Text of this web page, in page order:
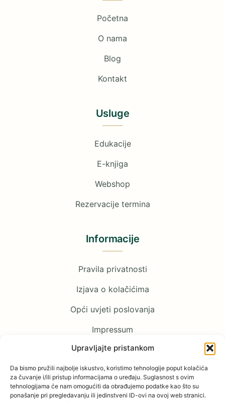
Upravljajte pristankom
Da bismo pružili najbolje iskustvo, koristimo tehnologije poput kolačića
za čuvanje i/ili pristup informacijama o uređaju. Suglasnost s ovim
tehnologijama će nam omogućiti da obrađujemo podatke kao što su
ponašanje pri pregledavanju ili jedinstveni ID-ovi na ovoj web stranici.
Početna
O nama
Blog
Kontakt
Usluge
Edukacije
E-knjiga
Webshop
Rezervacije termina
Informacije
Pravila privatnosti
Izjava o kolačićima
Opći uvjeti poslovanja
Impressum
Pratite nas
Facebook